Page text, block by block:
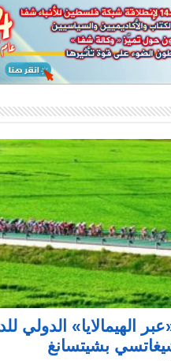
الهيمالايا» الدولي
بشيتسانغ